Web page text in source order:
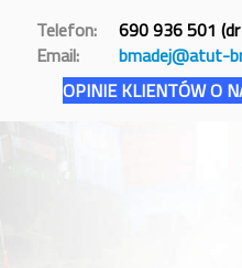
Telefon:
690 936 501 (dr
Email: bmadej@atut-
OPINIE KLIENTÓW O